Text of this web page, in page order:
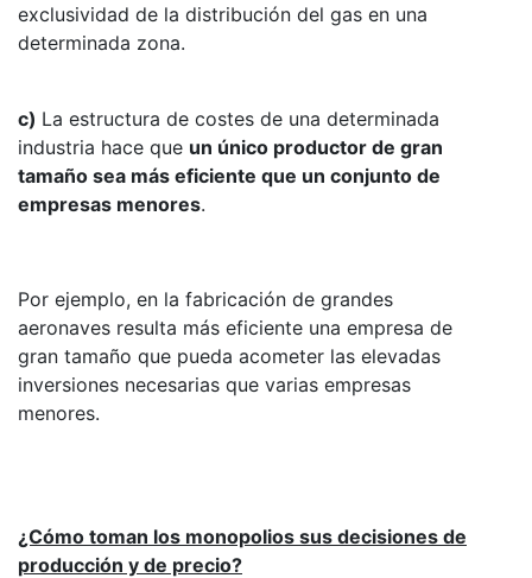
exclusividad de la distribución del gas en una
determinada zona.
c) La estructura de costes de una determinada
industria hace que un único productor de gran
tamaño sea más eficiente que un conjunto de
empresas menores.
Por ejemplo, en la fabricación de grandes
aeronaves resulta más eficiente una empresa de
gran tamaño que pueda acometer las elevadas
inversiones necesarias que varias empresas
menores.
¿Cómo toman los monopolios sus decisiones de
producción y de precio?